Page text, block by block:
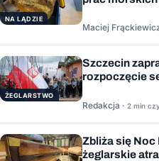
NA LĄDZIE
Maciej
ŻEGLARSTWO
Szczecin
rozpoczęcie
Redakcja · 2 min
Zbliża się Noc
żeglarskie